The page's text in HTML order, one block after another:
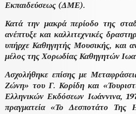
Εκπαιδεύσεως (ΔΜΕ).
Κατά την μακρά περίοδο της
ανέπτυξε και καλλιτεχνικές
υπήρχε Καθηγητής Μουσικής, και
μέλος της Χορωδίας Καθηγητών
Ασχολήθηκε επίσης με
Ζώνη» του Γ. Κορίδη και
Ελληνικών Εκδόσεων Ιωάννινα,
πραγματεία «Το Δεσποτάτο Της